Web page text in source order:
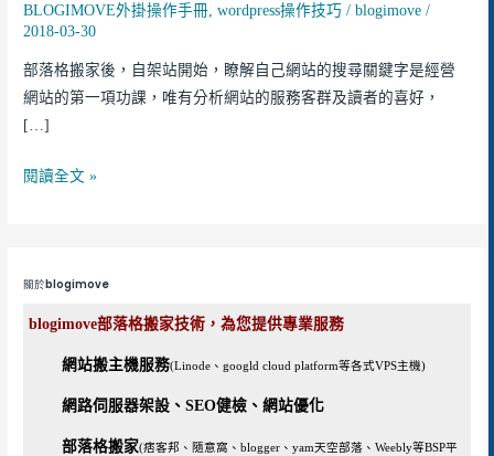
BLOGIMOVE外掛操作手冊 ,wordpress操作技巧 /blogimove/
2018-03-30
部落格搬家後，自架站開始，瞭解自己網站的搜尋關鍵字是經營
網站的第一項功課，唯有分析網站的服務客群及讀者的喜好，
[…]
析
告
訴
你
單
文
搜
尋
閱讀全文 »
關於blogimove
blogimove部落格搬家技術，為您提供專業服務
網站搬主機服務(Linode、googld cloud platform等各式VPS主機)
網路伺服器架設、SEO健檢、網站優化
部落格搬家(痞客邦、隨意窩、blogger、yam天空部落、Weebly等BSP平